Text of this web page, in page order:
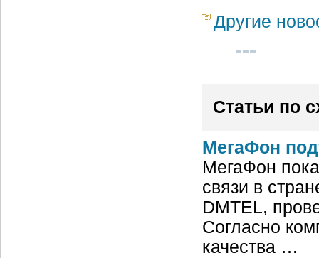
Другие
Статьи по
МегаФон
МегаФон
связи в
DMTEL,
Согласно
качества …